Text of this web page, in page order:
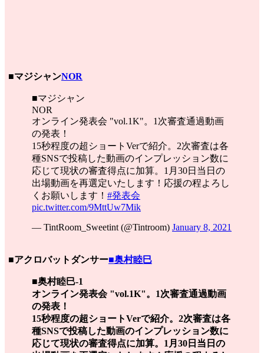
■マジシャンNOR
■マジシャン
NOR
オンライン発表会 "vol.1K"。1次審査通過動画
の発表！
15秒程度の超ショートVerで紹介。2次審査は各
種SNSで投稿した動画のインプレッション数に
応じて現状の審査得点に加算。1月30日当日の
出場動画を再選定いたします！応援の程よろし
くお願いします！ #発表会
pic.twitter.com/9MttUw7Mik
— TintRoom_Sweetint (@Tintroom) January 8, 2021
■アクロバットダンサー■奥村睦巳
■奥村睦巳-1
オンライン発表会 "vol.1K"。1次審査通過動画
の発表！
15秒程度の超ショートVerで紹介。2次審査は各
種SNSで投稿した動画のインプレッション数に
応じて現状の審査得点に加算。1月30日当日の